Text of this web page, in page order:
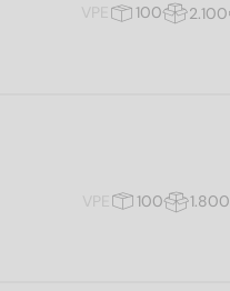
VPE
100 2.100
VPE
100 1.800